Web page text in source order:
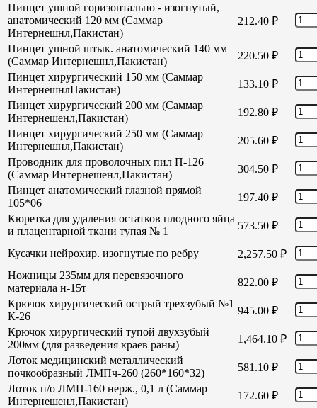
Пинцет ушной горизонтально - изогнутый,
анатомический 120 мм (Саммар
Интернешнл,Пакистан)
212.40 ₽
Пинцет ушной штык. анатомический 140 мм
(Саммар Интернешнл,Пакистан)
220.50 ₽
Пинцет хирургический 150 мм (Саммар
ИнтернешнлПакистан)
133.10 ₽
Пинцет хирургический 200 мм (Саммар
Интернешенл,Пакистан)
192.80 ₽
Пинцет хирургический 250 мм (Саммар
Интернешнл,Пакистан)
205.60 ₽
Проводник для проволочных пил П-126
(Саммар Интернешенл,Пакистан)
304.50 ₽
Пинцет анатомический глазной прямой
105*06
197.40 ₽
Кюретка для удаления остатков плодного яйца
и плацентарной ткани тупая № 1
573.50 ₽
Кусачки нейрохир. изогнутые по ребру 2,257.50 ₽
Ножницы 235мм для перевязочного
материала н-15т
822.00 ₽
Крючок хирургический острый трехзубый №1
К-26
945.00 ₽
Крючок хирургический тупой двухзубый
200мм (для разведения краев раны)
1,464.10 ₽
Лоток медицинский металлический
почкообразный ЛМПч-260 (260*160*32)
581.10 ₽
Лоток п/о ЛМП-160 нерж., 0,1 л (Саммар
Интернешенл,Пакистан)
172.60 ₽